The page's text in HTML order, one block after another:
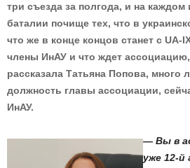
три съезда за полгода, и на каждом
баталии почище тех, что в
что же в конце концов станет с UA-
члены ИнАУ и что ждет
рассказала Татьяна Попова, много
должность главы ассоциации,
ИнАУ.
— Вы в
уже 12-й